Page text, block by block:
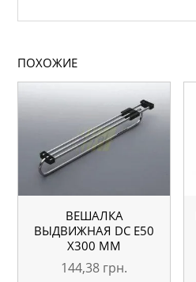
ПОХОЖИЕ
ВЕШАЛКА
ВЫДВИЖНАЯ DC E50
X300 ММ
144,38 грн.